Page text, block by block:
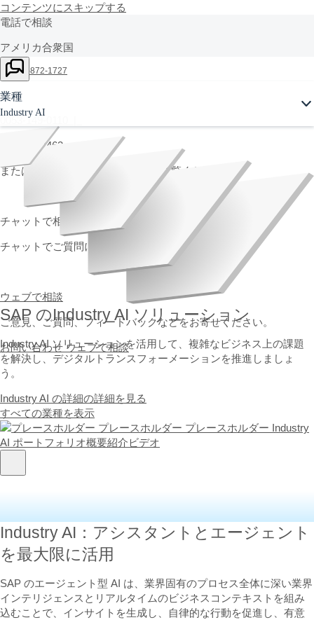
コンテンツにスキップする
電話で相談
アメリカ合衆国
+1-800-872-1727
日本
0053-149-0110 |
03-6737-4463
または 国別番号の完全なリストをご覧ください
チャットで相談（受付時間外です）
チャットでご質問にお答えします。
ウェブで相談
ご意見、ご質問、フィードバックなどをお寄せください。
お問い合わせウェブで相談
業種
Industry AI
SAP のIndustry AI ソリューション
Industry AI ソリューションを活用して、複雑なビジネス上の課題
を解決し、デジタルトランスフォーメーションを推進しましょ
う。
Industry AI の詳細の詳細を見る
すべての業種を表示
Industry AI：アシスタントとエージェント
を最大限に活用
SAP のエージェント型 AI は、業界固有のプロセス全体に深い業界
インテリジェンスとリアルタイムのビジネスコンテキストを組み
込むことで、インサイトを生成し、自律的な行動を促進し、有意